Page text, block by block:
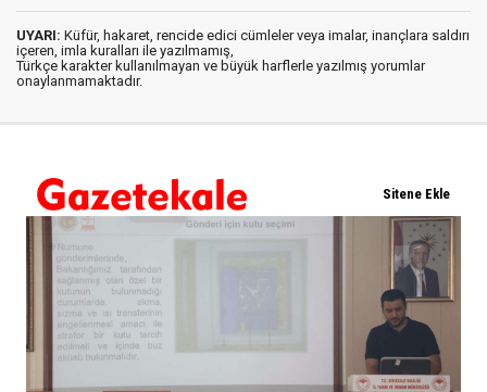
UYARI: Küfür, hakaret, rencide edici cümleler veya imalar, inançlara saldırı
içeren, imla kuralları ile yazılmamış,
Türkçe karakter kullanılmayan ve büyük harflerle yazılmış yorumlar
onaylanmamaktadır.